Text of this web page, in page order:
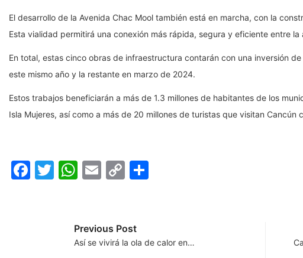
El desarrollo de la Avenida Chac Mool también está en marcha, con la
Esta vialidad permitirá una conexión más rápida, segura y eficiente entre
En total, estas cinco obras de infraestructura contarán con una inversión
este mismo año y la restante en marzo de 2024.
Estos trabajos beneficiarán a más de 1.3 millones de habitantes de los
Isla Mujeres, así como a más de 20 millones de turistas que visitan Cancún
Facebook
Twitter
WhatsApp
Email
Copy
Previous Post
Así se vivirá la ola de calor en…